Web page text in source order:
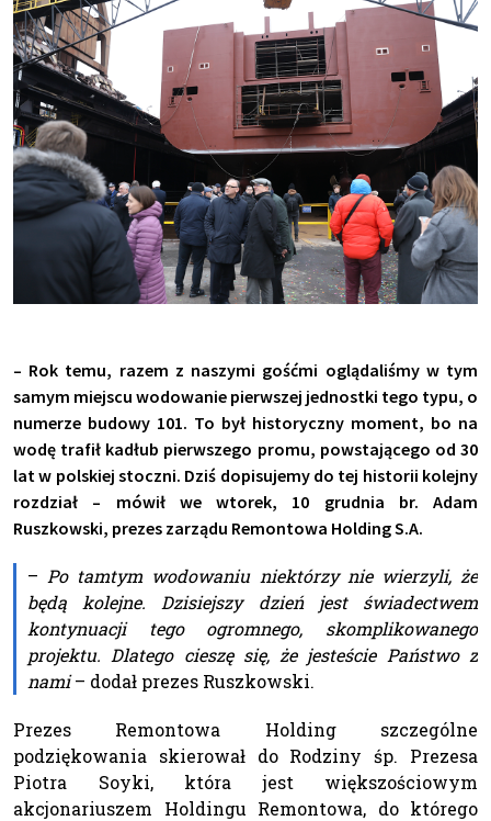
– Rok temu, razem z naszymi gośćmi oglądaliśmy w tym
samym miejscu wodowanie pierwszej jednostki tego typu, o
numerze budowy 101. To był historyczny moment, bo na
wodę trafił kadłub pierwszego promu, powstającego od 30
lat w polskiej stoczni. Dziś dopisujemy do tej historii kolejny
rozdział – mówił we wtorek, 10 grudnia br. Adam
Ruszkowski, prezes zarządu Remontowa Holding S.A.
– Po tamtym wodowaniu niektórzy nie wierzyli, że
będą kolejne. Dzisiejszy dzień jest świadectwem
kontynuacji tego ogromnego, skomplikowanego
projektu. Dlatego cieszę się, że jesteście Państwo z
nami– dodał prezes Ruszkowski.
Prezes Remontowa Holding szczególne
podziękowania skierował do Rodziny śp. Prezesa
Piotra Soyki, która jest większościowym
akcjonariuszem Holdingu Remontowa, do którego